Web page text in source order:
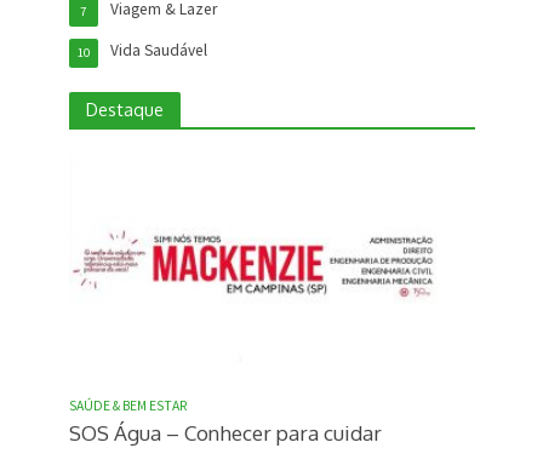
Viagem & Lazer
7
Vida Saudável
10
Destaque
SAÚDE & BEM ESTAR
SOS Água – Conhecer para cuidar